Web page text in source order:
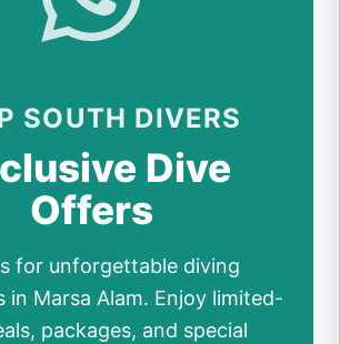
SOUTH DIVERS
Dive
Offers
for unforgettable diving
in Marsa Alam. Enjoy limited-
packages, and special